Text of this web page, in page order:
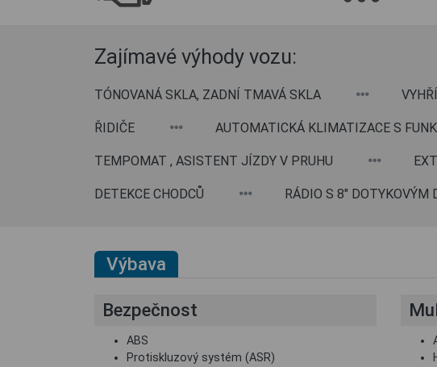
Zajímavé výhody vozu:
TÓNOVANÁ SKLA, ZADNÍ TMAVÁ SKLA
ŘIDIČE AUTOMATICKÁ KLIMATIZACE S
TEMPOMAT , ASISTENT JÍZDY V PRUHU
DETEKCE CHODCŮ RÁDIO S 8" DOTYKOVÝM
Výbava
Bezpečnost
ABS
Protiskluzový systém (ASR)